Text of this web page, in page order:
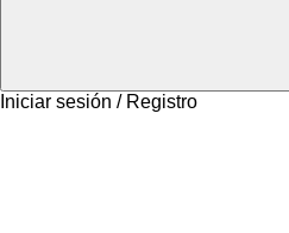
Iniciar sesión / Registro